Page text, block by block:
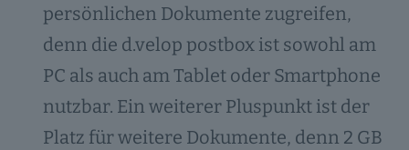
persönlichen Dokumente zugreifen,
denn die d.velop postbox ist sowohl am
PC als auch am Tablet oder Smartphone
nutzbar. Ein weiterer Pluspunkt ist der
Platz für weitere Dokumente, denn 2 GB